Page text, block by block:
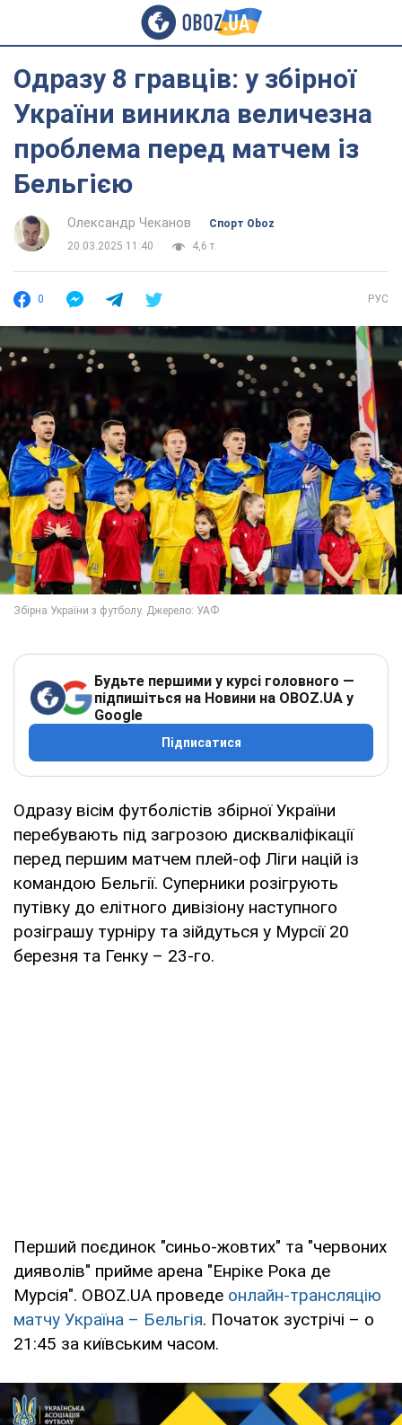
Одразу 8 гравців: у збірної
України виникла величезна
проблема перед матчем із
Бельгією
Олександр Чеканов
Спорт Oboz
20.03.2025 11:40
4,6 т.
0 РУС
Будьте першими у курсі головного —
підпишіться на Новини на OBOZ.UA у
Google
Підписатися
Одразу вісім футболістів збірної України
перебувають під загрозою дискваліфікації
перед першим матчем плей-оф Ліги націй із
командою Бельгії. Суперники розігрують
путівку до елітного дивізіону наступного
розіграшу турніру та зійдуться у Мурсії 20
березня та Генку – 23-го.
Перший поєдинок "синьо-жовтих" та "червоних
дияволів" прийме арена "Енріке Рока де
Мурсія". OBOZ.UA проведе онлайн-трансляцію
матчу Україна – Бельгія. Початок зустрічі – о
21:45 за київським часом.